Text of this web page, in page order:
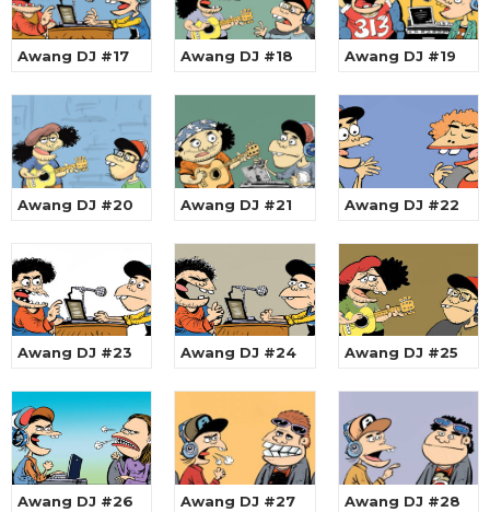
Awang DJ #17 Awang DJ #18 Awang DJ #19
Awang DJ #20 Awang DJ #21 Awang DJ #22
Awang DJ #23 Awang DJ #24 Awang DJ #25
Awang DJ #26 Awang DJ #27 Awang DJ #28